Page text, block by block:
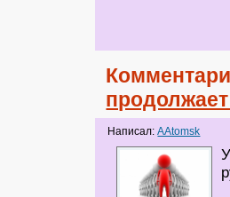
Написал:AAtomsk